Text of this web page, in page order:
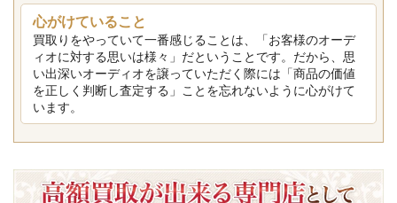
心がけていること
買取りをやっていて一番感じることは、「お客様のオーデ
ィオに対する思いは様々」だということです。だから、思
い出深いオーディオを譲っていただく際には「商品の価値
を正しく判断し査定する」ことを忘れないように心がけて
います。